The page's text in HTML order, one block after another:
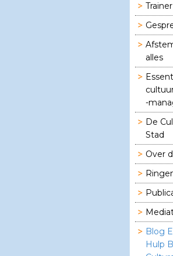
Trainer
alles
-
De
Stad
Over
Blog